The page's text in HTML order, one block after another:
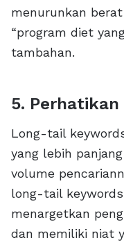
menurunkan
“program diet
tambahan.
5. Perhatikan
Long-tail
yang lebih
volume
long-tail
menargetkan
dan memiliki niat